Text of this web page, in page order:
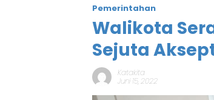
Pemerintahan
Walikota
Sejuta
Katakita
Juni 15, 2022